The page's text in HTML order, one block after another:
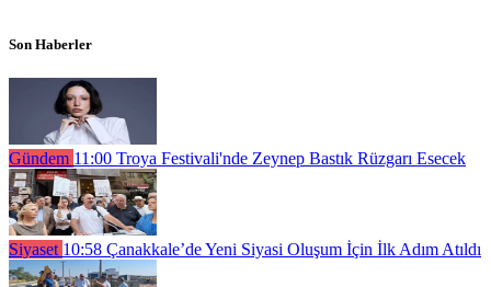
Son Haberler
Gündem 11:00 Troya Festivali'nde Zeynep Bastık Rüzgarı Esecek
Siyaset 10:58 Çanakkale’de Yeni Siyasi Oluşum İçin İlk Adım Atıldı